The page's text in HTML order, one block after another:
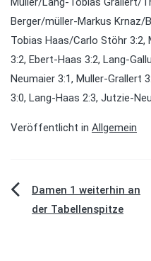
Berger/müller-Markus Krnaz/
Tobias Haas/Carlo Stöhr 3:2,
3:2, Ebert-Haas 3:2, Lang-
Neumaier 3:1, Muller-Grallert
3:0, Lang-Haas 2:3, Jutzie-
Veröffentlicht in Allgemein
Damen 1 weiterhin an
der Tabellenspitze